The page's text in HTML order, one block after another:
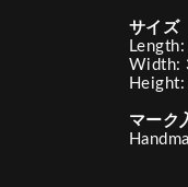
サイズ
Width:
マーク